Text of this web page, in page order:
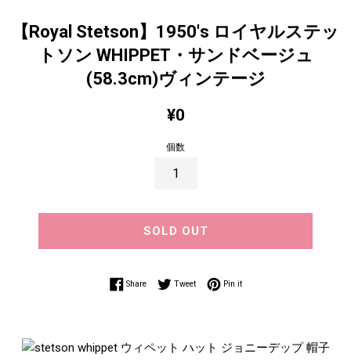
【Royal Stetson】1950's ロイヤルステッ
トソン WHIPPET・サンドベージュ
(58.3cm)ヴィンテージ
通
価
格
¥0
個数
SOLD OUT
ShareShare on Facebook
TweetTweet on Twitter
Pin itPin on Pinterest